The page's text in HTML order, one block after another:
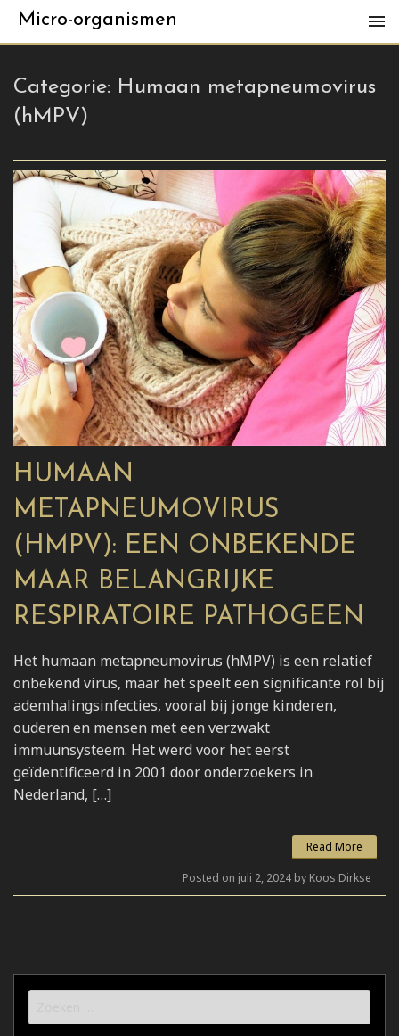
Micro-organismen
Categorie: Humaan metapneumovirus
(hMPV)
HUMAAN
METAPNEUMOVIRUS
(HMPV): EEN ONBEKENDE
MAAR BELANGRIJKE
RESPIRATOIRE PATHOGEEN
Het humaan metapneumovirus (hMPV) is een relatief
onbekend virus, maar het speelt een significante rol bij
ademhalingsinfecties, vooral bij jonge kinderen,
ouderen en mensen met een verzwakt
immuunsysteem. Het werd voor het eerst
geïdentificeerd in 2001 door onderzoekers in
Nederland, […]
Read More
Posted on juli 2, 2024 by Koos Dirkse
naar: